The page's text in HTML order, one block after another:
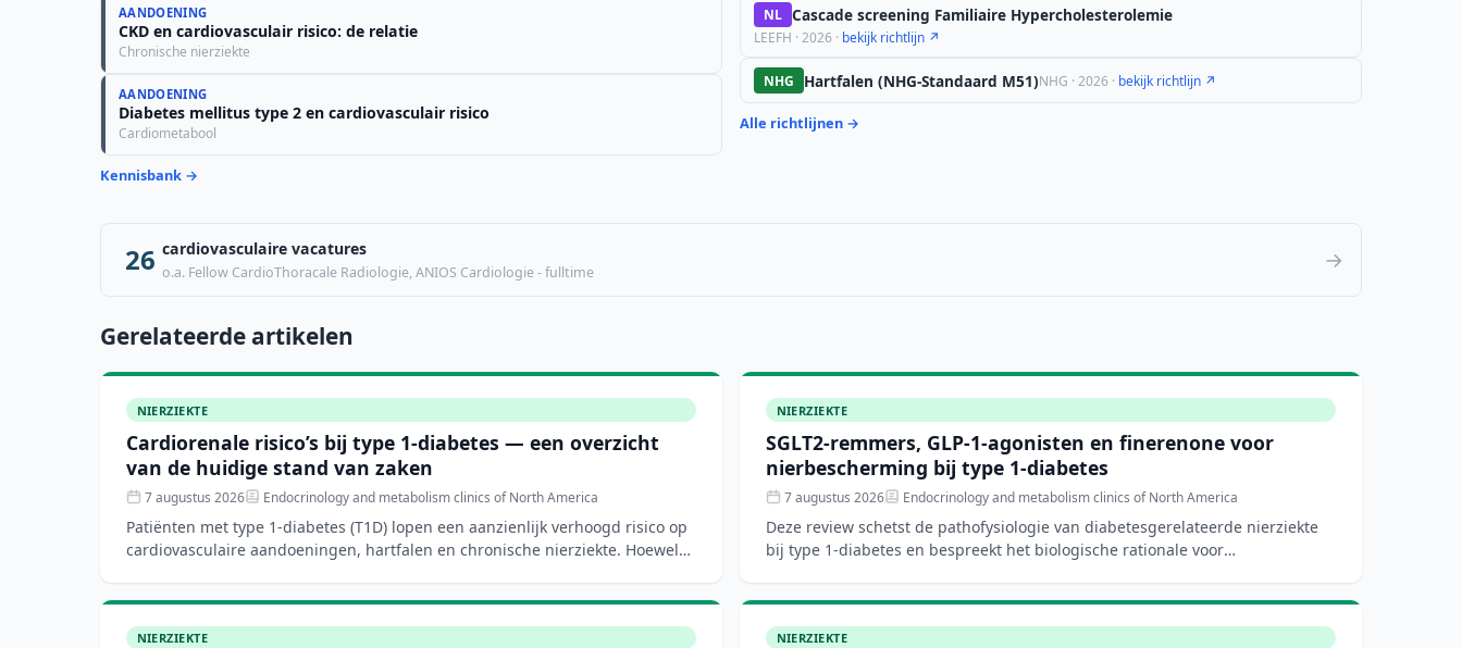
AANDOENING
CKD en cardiovasculair risico: de relatie
Chronische nierziekte
AANDOENING
Diabetes mellitus type 2 en cardiovasculair risico
Cardiometabool
Kennisbank →
NL Cascade screening Familiaire Hypercholesterolemie
LEEFH · 2026 · bekijk richtlijn ↗
NHG Hartfalen (NHG-Standaard M51)NHG · 2026 · bekijk richtlijn ↗
Alle richtlijnen →
26 cardiovasculaire vacatures
o.a. Fellow CardioThoracale Radiologie, ANIOS Cardiologie - fulltime →
Gerelateerde artikelen
NIERZIEKTE
Cardiorenale risico’s bij type 1-diabetes — een overzicht
van de huidige stand van zaken
7 augustus 2026 Endocrinology and metabolism clinics of North America
Patiënten met type 1-diabetes (T1D) lopen een aanzienlijk verhoogd risico op
cardiovasculaire aandoeningen, hartfalen en chronische nierziekte. Hoewel
NIERZIEKTE
SGLT2-remmers, GLP-1-agonisten en finerenone voor
nierbescherming bij type 1-diabetes
7 augustus 2026 Endocrinology and metabolism clinics of North America
Deze review schetst de pathofysiologie van diabetesgerelateerde nierziekte
bij type 1-diabetes en bespreekt het biologische rationale voor
NIERZIEKTE NIERZIEKTE